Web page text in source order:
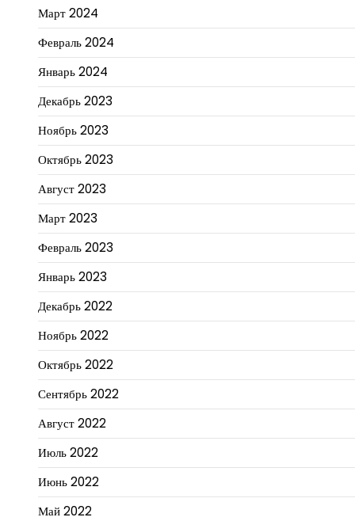
Март 2024
Февраль 2024
Январь 2024
Декабрь 2023
Ноябрь 2023
Октябрь 2023
Август 2023
Март 2023
Февраль 2023
Январь 2023
Декабрь 2022
Ноябрь 2022
Октябрь 2022
Сентябрь 2022
Август 2022
Июль 2022
Июнь 2022
Май 2022